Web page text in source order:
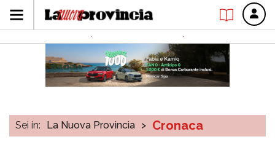
Sei in: La Nuova Provincia > Cronaca